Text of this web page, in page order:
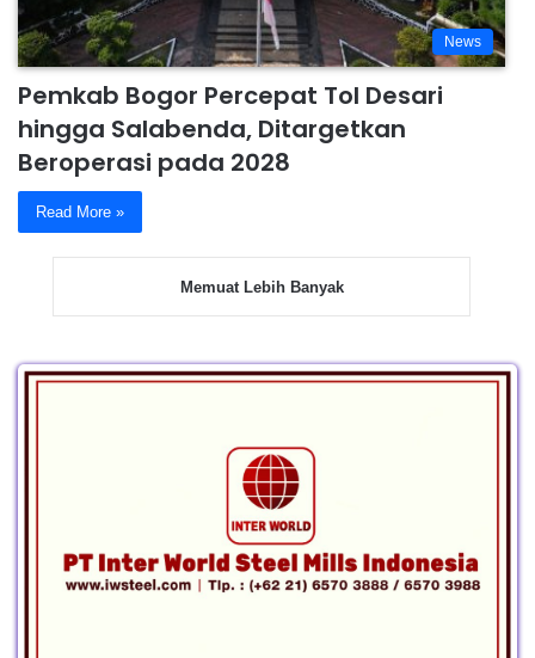
News
Pemkab Bogor Percepat Tol Desari
hingga Salabenda, Ditargetkan
Beroperasi pada 2028
Read More »
Memuat Lebih Banyak